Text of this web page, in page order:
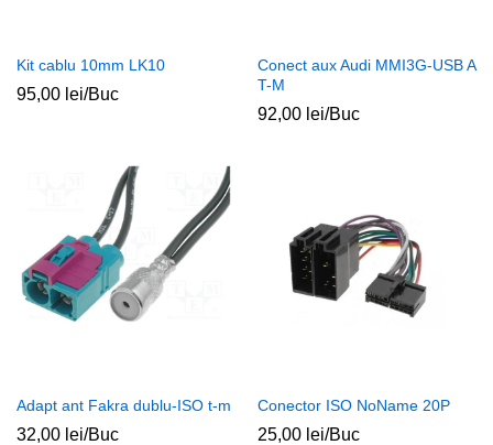
Kit cablu 10mm LK10
95,00 lei/Buc
Conect aux Audi MMI3G-USB A
T-M
92,00 lei/Buc
Adapt ant Fakra dublu-ISO t-m
32,00 lei/Buc
Conector ISO NoName 20P
25,00 lei/Buc